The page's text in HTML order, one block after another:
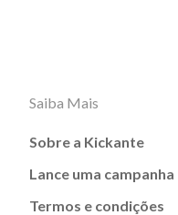
Saiba Mais
Sobre a Kickante
Lance uma campanha
Termos e condições